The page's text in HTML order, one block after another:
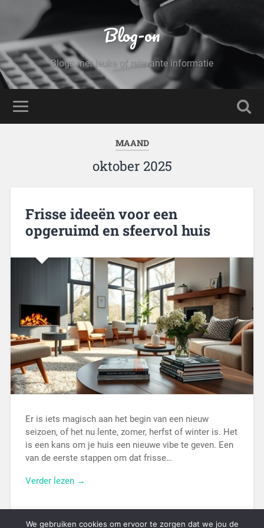
Blog-on
Blogs met leuke of relevante informatie
MAAND
oktober 2025
Frisse ideeën voor een
opgeruimd en sfeervol huis
Er is iets magisch aan het begin van een nieuw
seizoen, of het nu lente, zomer, herfst of winter is. Het
is een kans om je huis een nieuwe vibe te geven. Een
van de eerste stappen om dat frisse…
Verder lezen →
29 oktober 2025
We gebruiken cookies om ervoor te zorgen dat we jou de